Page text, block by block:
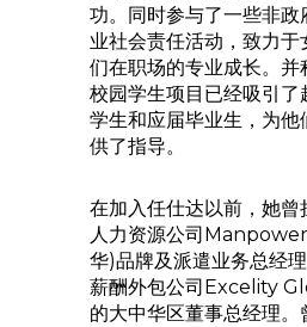
功。同时参与了一些非政
业社会责任活动，致力于
们在职场的专业成长。并
校园学生项目已经吸引
学生和应届毕业生，为他
供了指导。
在加入任仕达以前，她曾
人力资源公司
华)品牌及派遣业务总经
薪酬外包公司Excelity
的大中华区董事总经理。